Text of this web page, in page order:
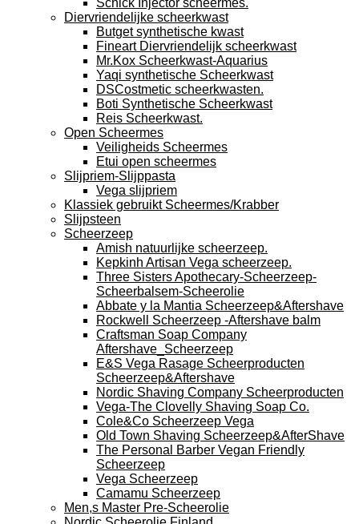
Schick Injector scheermes.
Diervriendelijke scheerkwast
Butget synthetische kwast
Fineart Diervriendelijk scheerkwast
Mr.Kox Scheerkwast-Aquarius
Yaqi synthetische Scheerkwast
DSCostmetic scheerkwasten.
Boti Synthetische Scheerkwast
Reis Scheerkwast.
Open Scheermes
Veiligheids Scheermes
Etui open scheermes
Slijpriem-Slijppasta
Vega slijpriem
Klassiek gebruikt Scheermes/Krabber
Slijpsteen
Scheerzeep
Amish natuurlijke scheerzeep.
Kepkinh Artisan Vega scheerzeep.
Three Sisters Apothecary-Scheerzeep-
Scheerbalsem-Scheerolie
Abbate y la Mantia Scheerzeep&Aftershave
Rockwell Scheerzeep -Aftershave balm
Craftsman Soap Company
Aftershave_Scheerzeep
E&S Vega Rasage Scheerproducten
Scheerzeep&Aftershave
Nordic Shaving Company Scheerproducten
Vega-The Clovelly Shaving Soap Co.
Cole&Co Scheerzeep Vega
Old Town Shaving Scheerzeep&AfterShave
The Personal Barber Vegan Friendly
Scheerzeep
Vega Scheerzeep
Camamu Scheerzeep
Men,s Master Pre-Scheerolie